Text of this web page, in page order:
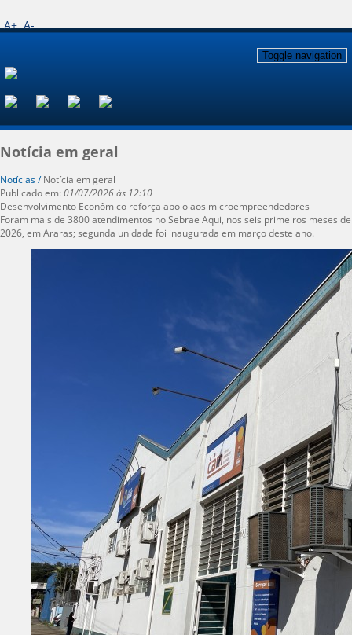
A+ A-
Toggle navigation
Notícia em geral
Notícias /Notícia em geral
Publicado em:01/07/2026 às 12:10
Desenvolvimento Econômico reforça apoio aos microempreendedores
Foram mais de 3800 atendimentos no Sebrae Aqui, nos seis primeiros meses de
2026, em Araras; segunda unidade foi inaugurada em março deste ano.